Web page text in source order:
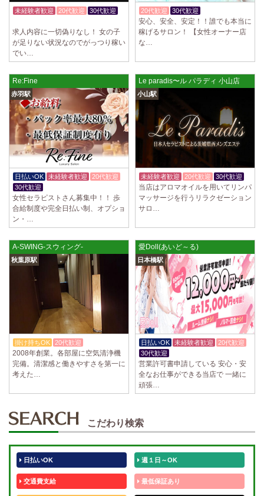
未経験者歓迎 20代歓迎
30代歓迎
求人内容に一切偽りなし！ 女の子
が足りない状況なのでがっつり稼い
でい…
20代歓迎 30代歓迎
安心、安全、安定！！誰でも本当に
稼げるサロン！ 【女性オーナー店
な…
Re:Fine
赤羽駅
日払いOK 未経験者歓迎
20代歓迎
30代歓迎
女性セラピストさん募集中！！ 歩
合給制度や完全日払い制、オプショ
ン・…
Le paradis〜ル パラディ 小山店
小山駅
未経験者歓迎 20代歓迎 30代歓迎
当店はアロマオイルを用いてリンパ
マッサージを行うリラクゼーション
サロ…
A-SWING-スウィング-
秋葉原駅
掛け持ちOK 20代歓迎
2008年創業。各部屋に空気清浄機
完備。清潔感と働きやすさを第一に
考えた…
愛Doll(あいど～る)
日本橋駅
日払いOK 未経験者歓迎
20代歓迎
30代歓迎
営業許可書申請している 安心・安
全なお仕事ができる当店で 一緒に
頑張…
こだわり検索
日払いOK 週１日～OK
交通費支給 最低保証あり